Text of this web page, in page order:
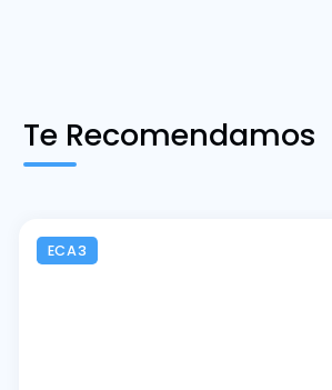
Te Recomendamos
ECA3